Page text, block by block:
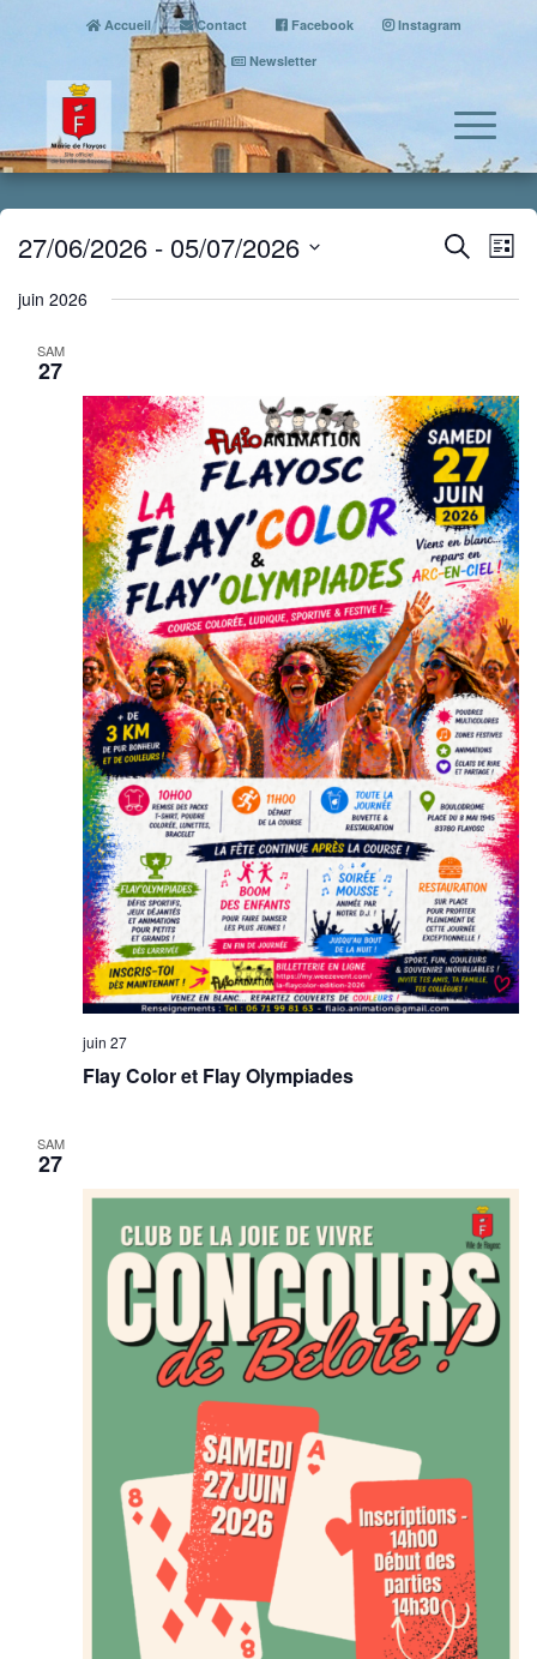
Accueil Contact Facebook
Instagram
Newsletter
Search
List
27/06/2026 - 05/07/2026
date.
juin 2026
SAM
27
juin 27
Flay Color et Flay Olympiades
SAM
27